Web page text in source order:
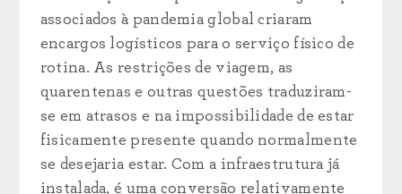
associados à pandemia global criaram
encargos logísticos para o serviço físico de
rotina. As restrições de viagem, as
quarentenas e outras questões traduziram-
se em atrasos e na impossibilidade de estar
fisicamente presente quando normalmente
se desejaria estar. Com a infraestrutura já
instalada, é uma conversão relativamente